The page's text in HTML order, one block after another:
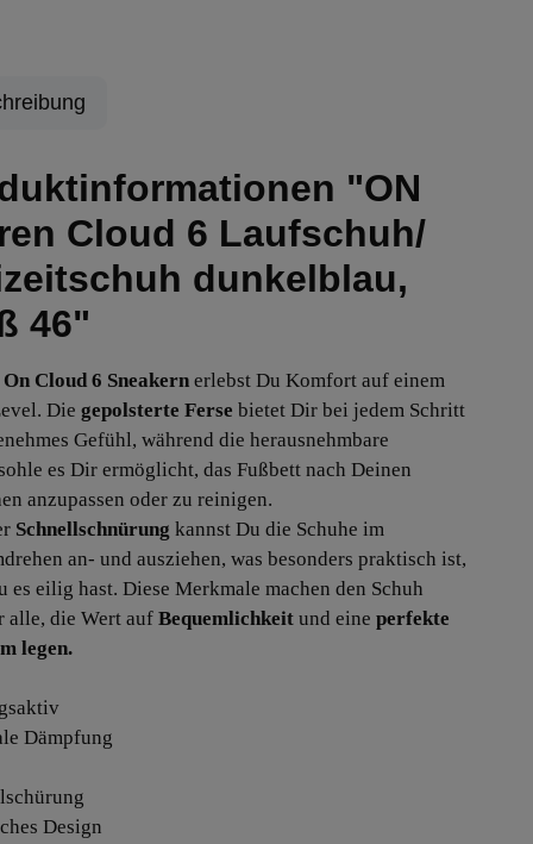
"ON
Cloud 6 Laufschuh/
dunkelblau,
46"
On Cloud 6 Sneakern erlebst Du Komfort auf einem
Die gepolsterte Ferse bietet Dir bei jedem Schritt
Gefühl, während die herausnehmbare
es Dir ermöglicht, das Fußbett nach Deinen
anzupassen oder zu reinigen.
Schnellschnürung kannst Du die Schuhe im
an- und ausziehen, was besonders praktisch ist,
es eilig hast. Diese Merkmale machen den Schuh
alle, die Wert auf Bequemlichkeit und eine perfekte
legen.
Dämpfung
Design